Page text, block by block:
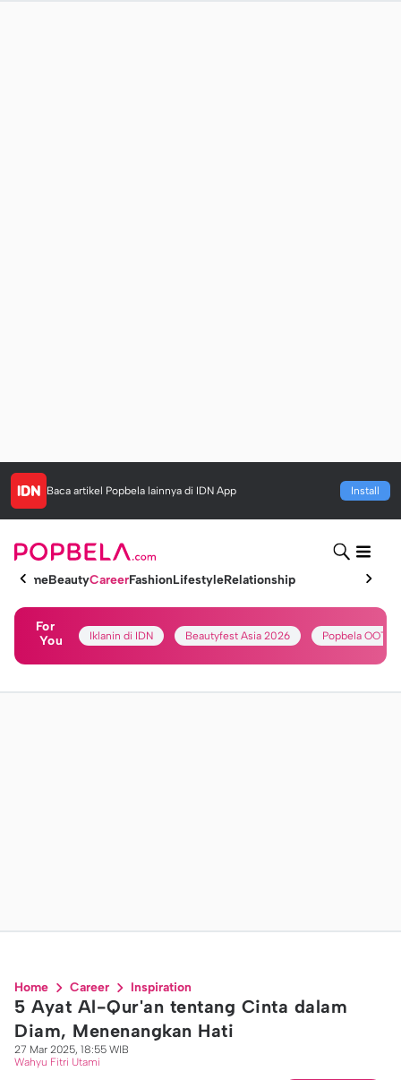
Baca artikel Popbela lainnya di IDN App Install
HomeBeautyCareerFashionLifestyleRelationship
For
You
Iklanin di IDN Beautyfest Asia 2026 Popbela OOTD
Home Career Inspiration
5 Ayat Al-Qur'an tentang Cinta dalam
Diam, Menenangkan Hati
27 Mar 2025, 18:55 WIB
Wahyu Fitri Utami